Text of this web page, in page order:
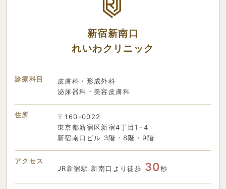
新宿新南口
れいわクリニック
診療科目
皮膚科・形成外科
泌尿器科・美容皮膚科
住所
〒160-0022
東京都新宿区新宿4丁目1−4
新宿南口ビル 3階・8階・9階
アクセス
JR新宿駅 新南口より徒歩 30秒